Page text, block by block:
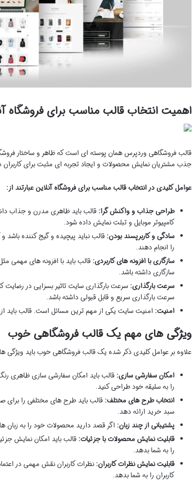
اهمیت انتخاب قالب مناسب برای فروشگاه
قالب فروشگاهی وردپرس همان پوسته ای است که ظاهر و ساختار
جذب مشتریان نمایش محصولات و ایجاد تجربه ای مثبت برای کاربران
عوامل کلیدی در انتخاب قالب مناسب برای فروشگاه آنلاین عبارتند از:
طراحی جذاب و واکنش گرا: قالب باید ظاهری مدرن و جذاب
کامپیوتر موبایل و تبلت نمایش داده شود.
سادگی و کاربرپسند بودن: قالب نباید پیچیده و گیج کننده باشد
را انجام دهند.
سازگاری با افزونه های کاربردی:
سازگاری داشته باشد.
سرعت بارگذاری: سرعت بارگذاری سایت تاثیر بسزایی در رضایت
سرعت بارگذاری سریع و قابل قبولی داشته باشد.
امنیت: امنیت سایت یکی از مهم ترین مسائل است. قالب باید
ویژگی های مهم یک قالب فروشگاهی خوب
علاوه بر عوامل کلیدی ذکر شده یک قالب فروشگاهی خوب باید ویژگی
امکان سفارشی سازی: قالب باید امکان سفارشی سازی ظاهری
را به سلیقه خود طراحی کنید.
انتخاب طرح های مختلف: قالب باید طرح های مختلفی را
سبد خرید ارائه دهد.
پشتیبانی از چند زبان: اگر قصد دارید محصولات خود را به زبان
قابلیت نمایش محصولات با جزئیات: قالب باید امکان نمایش
را به شما بدهد.
قابلیت نمایش نظرات کاربران: نظرات کاربران نقش مهمی در
کاربران را به شما بدهد.